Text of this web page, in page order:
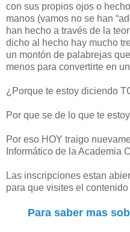
con sus propios ojos o
manos (vamos no se han
han hecho a través de la
dicho al hecho hay mucho
un montón de palabrejas
menos para convertirte en
¿Porque te estoy diciendo
Por que se de lo que te
Por eso HOY traigo
Informático de la Academia
Las inscripciones estan
para que visites el
Para saber mas